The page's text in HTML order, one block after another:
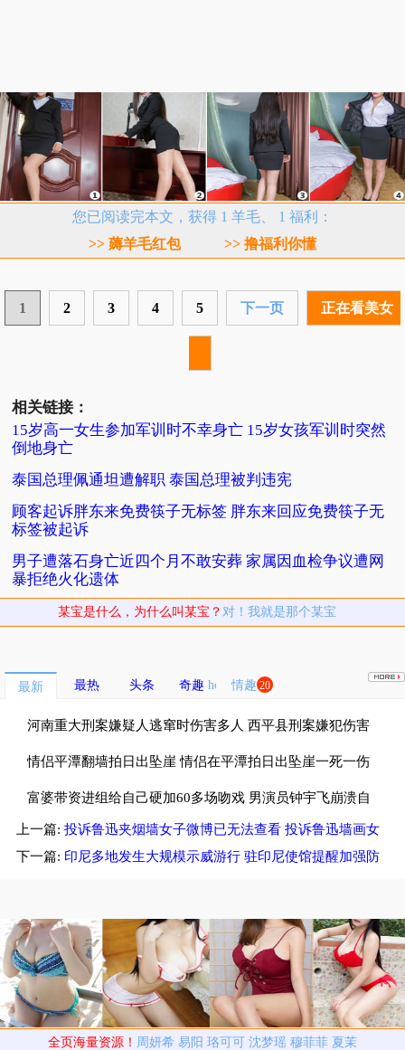
您已阅读完本文，获得 1 羊毛、 1 福利：
>> 薅羊毛红包
>> 撸福利你懂
1 2 3 4 5 下一页 正在看美女
相关链接：
15岁高一女生参加军训时不幸身亡 15岁女孩军训时突然
倒地身亡
泰国总理佩通坦遭解职 泰国总理被判违宪
顾客起诉胖东来免费筷子无标签 胖东来回应免费筷子无
标签被起诉
男子遭落石身亡近四个月不敢安葬 家属因血检争议遭网
暴拒绝火化遗体
某宝是什么，为什么叫某宝？ 对！我就是那个某宝
最新 最热 头条 奇趣 情趣 20
河南重大刑案嫌疑人逃窜时伤害多人 西平县刑案嫌犯伤害
多名无辜群众
情侣平潭翻墙拍日出坠崖 情侣在平潭拍日出坠崖一死一伤
富婆带资进组给自己硬加60多场吻戏 男演员钟宇飞崩溃自
曝遇富婆加吻戏
上一篇: 投诉鲁迅夹烟墙女子微博已无法查看 投诉鲁迅墙画女
子称并非针对鲁迅
下一篇: 印尼多地发生大规模示威游行 驻印尼使馆提醒加强防
全页海量资源！ 周妍希 易阳 珞可可 沈梦瑶 穆菲菲 夏茉